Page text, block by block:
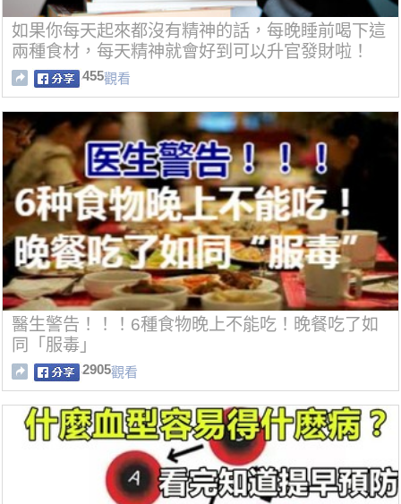
如果你每天起來都沒有精神的話，每晚睡前喝下這
兩種食材，每天精神就會好到可以升官發財啦！
455觀看
醫生警告！！！6種食物晚上不能吃！晚餐吃了如
同「服毒」
2905觀看